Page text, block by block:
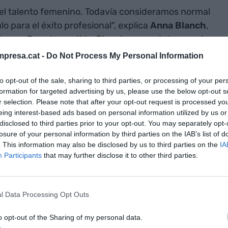
- Do Not Process My Personal Information
opt-out of the sale, sharing to third parties, or processing of your
for targeted advertising by us, please use the below opt-out
selection. Please note that after your opt-out request is processed
interest-based ads based on personal information utilized by us
to third parties prior to your opt-out. You may separately
of your personal information by third parties on the IAB’s list of
This information may also be disclosed by us to third parties on the
Participants that may further disclose it to other third parties.
Data Processing Opt Outs
opt-out of the Sharing of my personal data.
talento femenino. Todavía consideramos normal
para el éxito profesional", explica Anna Blanch,
En este sentido, Blanch recuerda lo que el
las mujeres encuestadas consideran que la
las empresas, ¿pero es el único?
informe, las mujeres componen el 52% en la
esta presencia no es homogénea en las
del sector, es decir, las mujeres
de administración de las farmacéuticas
de la media Europea, situada en el 34%. En
parece ser que no hay tanta diferencia, puesto
industrias farmacéuticas cotizadas en el IBEX-
inferior al 8%. Una cifra al alcance de